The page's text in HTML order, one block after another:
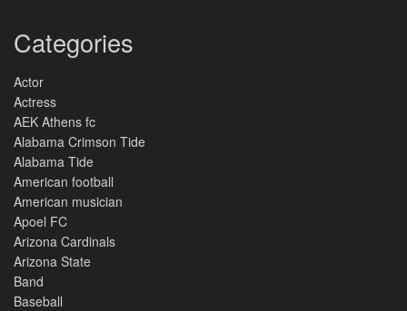
Categories
Actor
Actress
AEK Athens fc
Alabama Crimson Tide
Alabama Tide
American football
American musician
Apoel FC
Arizona Cardinals
Arizona State
Band
Baseball